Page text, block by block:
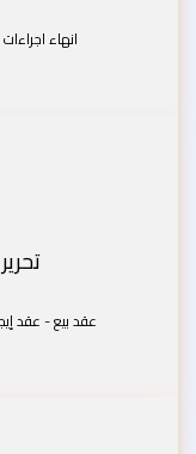
انهاء
عقد بيع - عقد